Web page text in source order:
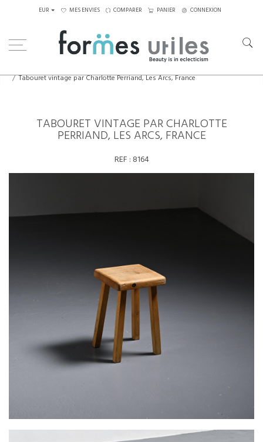
EUR MES ENVIES COMPARER PANIER CONNEXION
Tabouret vintage par Charlotte Perriand, Les Arcs, France
TABOURET VINTAGE PAR CHARLOTTE
PERRIAND, LES ARCS, FRANCE
REF : 8164